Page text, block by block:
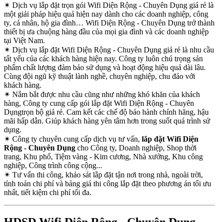
✴ Dịch vụ lắp đặt trọn gói Wifi Diện Rộng - Chuyên Dụng giá rẻ là
một giải pháp hiệu quả hiện nay dành cho các doanh nghiệp, công
ty, cá nhân, hộ gia đình… Wifi Diện Rộng - Chuyên Dụng trở thành
thiết bị ưa chuộng hàng đầu của mọi gia đình và các doanh nghiệp
tại Việt Nam.
✴ Dịch vụ lắp đặt Wifi Diện Rộng - Chuyên Dụng giá rẻ là nhu cầu
tất yếu của các khách hàng hiện nay. Công ty luôn chú trọng sản
phẩm chất lượng đảm bảo sử dụng và hoạt động hiệu quả dài lâu.
Cùng đội ngũ kỹ thuật lành nghề, chuyên nghiệp, chu đáo với
khách hàng.
✴ Nắm bắt được nhu cầu cũng như những khó khăn của khách
hàng, Công ty cung cấp gói lắp đặt Wifi Diện Rộng - Chuyên
Dụngtrọn bộ giá rẻ. Cam kết các chế độ bảo hành chính hãng, hậu
mãi hấp dẫn. Giúp khách hàng yên tâm hơn trong suốt quá trình sử
dụng.
✴ Công ty chuyên cung cấp dịch vụ tư vấn, lắp đặt Wifi Diện
Rộng - Chuyên Dụng cho Công ty, Doanh nghiệp, Shop thời
trang, Khu phố, Tiệm vàng - Kim cương, Nhà xưởng, Khu công
nghiệp, Công trình công cộng...
✴ Tư vấn thi công, khảo sát lắp đặt tận nơi trong nhà, ngoài trời,
tính toán chi phí và bảng giá thi công lắp đặt theo phương án tối ưu
nhất, tiết kiệm chi phí tối đa.